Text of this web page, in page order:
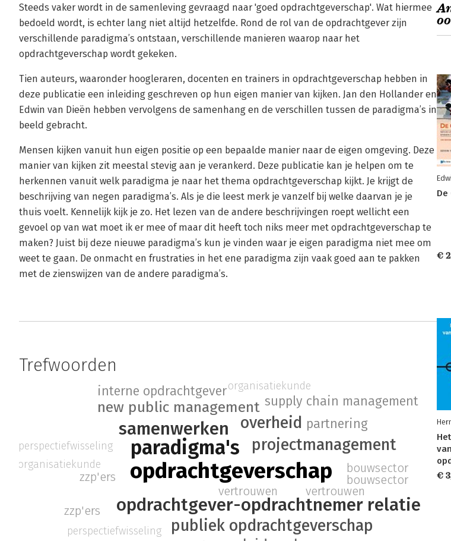
Steeds vaker wordt in de samenleving gevraagd naar 'goed opdrachtgeverschap'. Wat hiermee
bedoeld wordt, is echter lang niet altijd hetzelfde. Rond de rol van de opdrachtgever zijn
verschillende paradigma’s ontstaan, verschillende manieren waarop naar het
opdrachtgeverschap wordt gekeken.
Tien auteurs, waaronder hoogleraren, docenten en trainers in opdrachtgeverschap hebben in
deze publicatie een inleiding geschreven op hun eigen manier van kijken. Jan den Hollander en
Edwin van Dieën hebben vervolgens de samenhang en de verschillen tussen de paradigma’s in
beeld gebracht.
Mensen kijken vanuit hun eigen positie op een bepaalde manier naar de eigen omgeving. Deze
manier van kijken zit meestal stevig aan je verankerd. Deze publicatie kan je helpen om te
herkennen vanuit welk paradigma je naar het thema opdrachtgeverschap kijkt. Je krijgt de
beschrijving van negen paradigma’s. Als je die leest merk je vanzelf bij welke daarvan je je
thuis voelt. Kennelijk kijk je zo. Het lezen van de andere beschrijvingen roept wellicht een
gevoel op van wat moet ik er mee of maar dit heeft toch niks meer met opdrachtgeverschap te
maken? Juist bij deze nieuwe paradigma’s kun je vinden waar je eigen paradigma niet mee om
weet te gaan. De onmacht en frustraties in het ene paradigma zijn vaak goed aan te pakken
met de zienswijzen van de andere paradigma’s.
Trefwoorden
opdrachtgeverschap
paradigma's
opdrachtgever-opdrachtnemer relatie
samenwerken
projectmanagement
publiek opdrachtgeverschap
overheid
new public management
interne opdrachtgever
partnering
supply chain management
vertrouwen
perspectiefwisseling
zzp'ers
bouwsector
organisatiekunde
vertrouwen
perspectiefwisseling
zzp'ers
bouwsector
organisatiekunde
€
€